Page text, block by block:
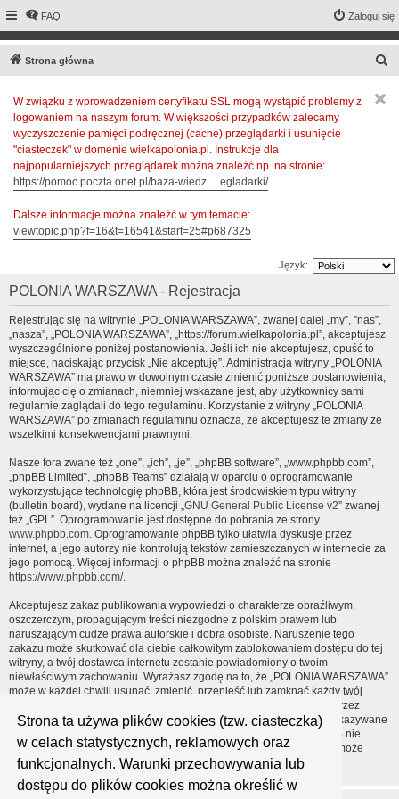
Strona ta używa plików cookies (tzw. ciasteczka)
w celach statystycznych, reklamowych oraz
funkcjonalnych. Warunki przechowywania lub
dostępu do plików cookies można określić w
FAQ Zaloguj się
Strona główna
W związku z wprowadzeniem certyfikatu SSL mogą wystąpić problemy z
logowaniem na naszym forum. W większości przypadków zalecamy
wyczyszczenie pamięci podręcznej (cache) przeglądarki i usunięcie
"ciasteczek" w domenie wielkapolonia.pl. Instrukcje dla
najpopularniejszych przeglądarek można znaleźć np. na stronie:
https://pomoc.poczta.onet.pl/baza-wiedz ... egladarki/.
Dalsze informacje można znaleźć w tym temacie:
viewtopic.php?f=16&t=16541&start=25#p687325
Język:
POLONIA WARSZAWA - Rejestracja
Rejestrując się na witrynie „POLONIA WARSZAWA”, zwanej dalej „my”, ”nas”,
„nasza”, „POLONIA WARSZAWA”, „https://forum.wielkapolonia.pl”, akceptujesz
wyszczególnione poniżej postanowienia. Jeśli ich nie akceptujesz, opuść to
miejsce, naciskając przycisk „Nie akceptuję”. Administracja witryny „POLONIA
WARSZAWA” ma prawo w dowolnym czasie zmienić poniższe postanowienia,
informując cię o zmianach, niemniej wskazane jest, aby użytkownicy sami
regularnie zaglądali do tego regulaminu. Korzystanie z witryny „POLONIA
WARSZAWA” po zmianach regulaminu oznacza, że akceptujesz te zmiany ze
wszelkimi konsekwencjami prawnymi.
Nasze fora zwane też „one”, „ich”, „je”, „phpBB software”, „www.phpbb.com”,
„phpBB Limited”, „phpBB Teams” działają w oparciu o oprogramowanie
wykorzystujące technologię phpBB, która jest środowiskiem typu witryny
(bulletin board), wydane na licencji „GNU General Public License v2” zwanej
też „GPL”. Oprogramowanie jest dostępne do pobrania ze strony
www.phpbb.com. Oprogramowanie phpBB tylko ułatwia dyskusje przez
internet, a jego autorzy nie kontrolują tekstów zamieszczanych w internecie za
jego pomocą. Więcej informacji o phpBB można znaleźć na stronie
https://www.phpbb.com/.
Akceptujesz zakaz publikowania wypowiedzi o charakterze obraźliwym,
oszczerczym, propagującym treści niezgodne z polskim prawem lub
naruszającym cudze prawa autorskie i dobra osobiste. Naruszenie tego
zakazu może skutkować dla ciebie całkowitym zablokowaniem dostępu do tej
witryny, a twój dostawca internetu zostanie powiadomiony o twoim
niewłaściwym zachowaniu. Wyrażasz zgodę na to, że „POLONIA WARSZAWA”
może w każdej chwili usunąć, zmienić, przenieść lub zamknąć każdy twój
temat, post. Wyrażasz zgodę na zapisywanie wszystkich podanych przez
ciebie informacji w naszej bazie danych. Informacje te nie będą przekazywane
nikomu bez twojej zgody, ale ani „POLONIA WARSZAWA”, ani phpBB nie
ponosi odpowiedzialności za włamania do witryny, podczas których może
dojść do kradzieży danych.